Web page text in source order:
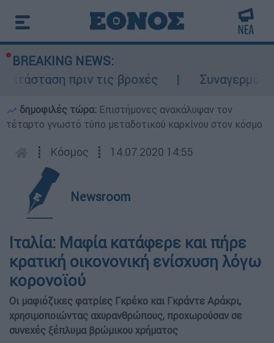
BREAKING NEWS:
πριν τις βροχές
Συναγερμός
δημοφιλές τώρα: Επιστήμονες ανακάλυψαν τον
τέταρτο γνωστό τύπο μεταδοτικού καρκίνου στον κόσμο
┋ Κόσμος ┋ 14.07.2020 14:55
Newsroom
Ιταλία: Μαφία κατάφερε και πήρε
κρατική οικονονική ενίσχυση λόγω
κορονοϊού
Οι μαφιόζικες φατρίες Γκρέκο και Γκράντε Αράκρι,
χρησιμοποιώντας αχυρανθρώπους, προχωρούσαν σε
συνεχές ξέπλυμα βρώμικου χρήματος